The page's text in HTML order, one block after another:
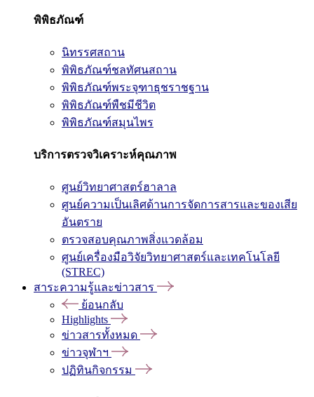
พิพิธภัณฑ์
นิทรรศสถาน
พิพิธภัณฑ์ชลทัศนสถาน
พิพิธภัณฑ์พระจุฑาธุชราชฐาน
พิพิธภัณฑ์พืชมีชีวิต
พิพิธภัณฑ์สมุนไพร
บริการตรวจวิเคราะห์คุณภาพ
ศูนย์วิทยาศาสตร์ฮาลาล
ศูนย์ความเป็นเลิศด้านการจัดการสารและของเสีย
อันตราย
ตรวจสอบคุณภาพสิ่งแวดล้อม
ศูนย์เครื่องมือวิจัยวิทยาศาสตร์และเทคโนโลยี
(STREC)
สาระความรู้และข่าวสาร
ย้อนกลับ
Highlights
ข่าวสารทั้งหมด
ข่าวจุฬาฯ
ปฏิทินกิจกรรม